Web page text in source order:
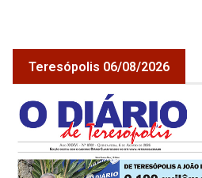
Teresópolis 06/08/2026